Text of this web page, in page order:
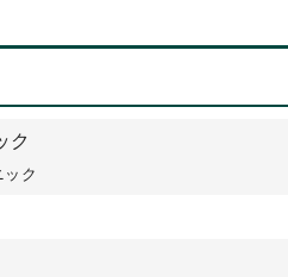
ク
ク